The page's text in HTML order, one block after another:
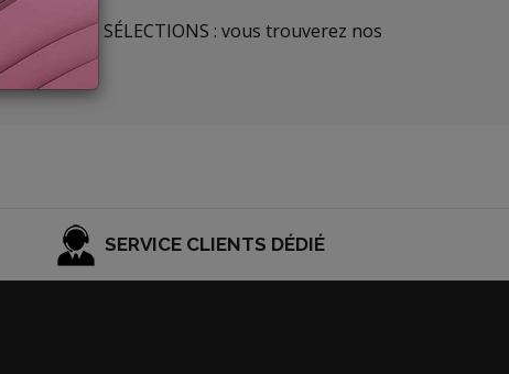
LES SÉLECTIONS : vous trouverez nos
SERVICE CLIENTS DÉDIÉ